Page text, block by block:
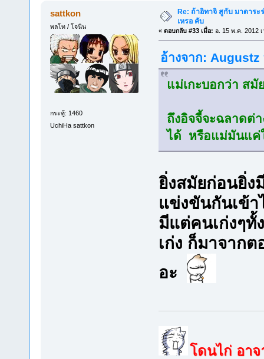
sattkon
พลโท / โจนิน
กระทู้: 1460
UchiHa sattkon
Re: ถ้าอิทาจิ สูกับ มาดาระ
เหรอ คับ
« ตอบกลับ #33 เมื่อ: อ. 15 พ.ค. 2012
อ้างจาก: Augustz
แม่เกะบอกว่า ส
ถึงอิจจี้จะฉลาดต่
ได้ หรือแม่มันแค่ใ
ยิ่งสมัยก่อนยิ่ง
แข่งขันกันเข้
มีแต่คนเก่งๆทั้
เก่ง ก็มาจาก
อะ
โดนไก่ อา